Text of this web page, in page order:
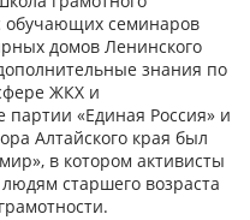
обучающих семинаров
домов Ленинского
знания по
ЖКХ и
партии «Единая Россия» и
Алтайского края был
в котором активисты
старшего возраста